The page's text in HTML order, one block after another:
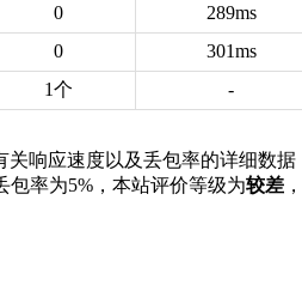
0 289ms
0 301ms
1个 -
关响应速度以及丢包率的详细数
包率为5%，本站评价等级为较差